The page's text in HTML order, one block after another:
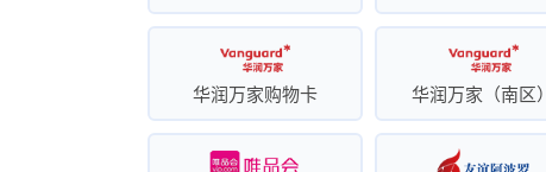
华润万家购物卡 华润万家（南区）